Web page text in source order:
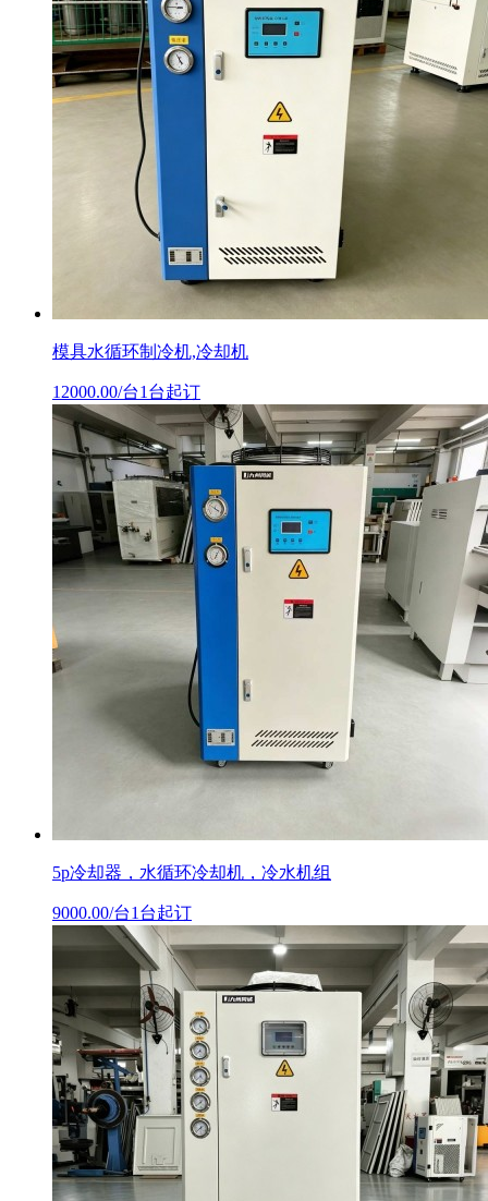
模具水循环制冷机,冷却机
12000.00/台1台起订
5p冷却器，水循环冷却机，冷水机组
9000.00/台1台起订